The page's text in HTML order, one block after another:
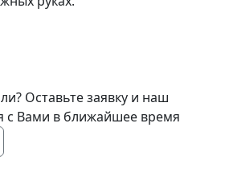
Оставьте заявку и наш
с Вами в ближайшее время